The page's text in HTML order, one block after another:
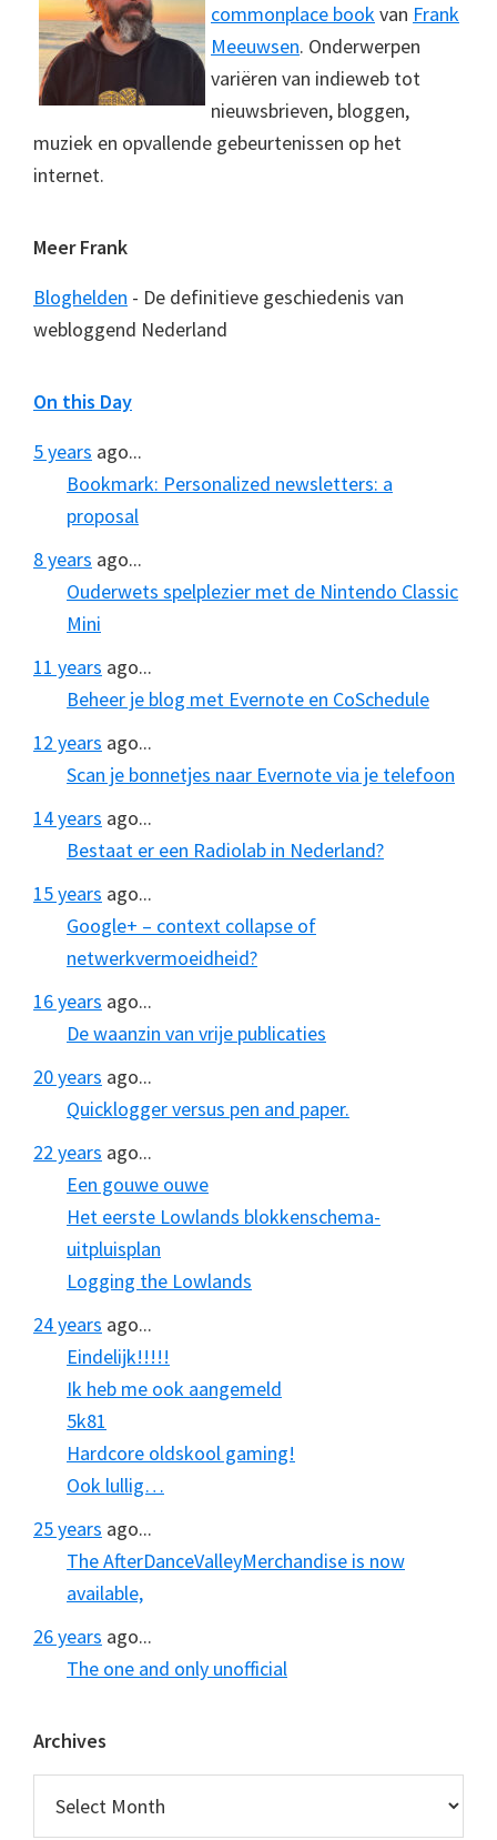
commonplace bookvan Frank
Meeuwsen. Onderwerpen
variëren van indieweb tot
nieuwsbrieven, bloggen,
muziek en opvallende gebeurtenissen op het
internet.
Meer Frank
Bloghelden - De definitieve geschiedenis van
webloggend Nederland
On this Day
5 years ago...
Bookmark: Personalized newsletters: a
proposal
8 years ago...
Ouderwets spelplezier met de Nintendo Classic
Mini
11 years ago...
Beheer je blog met Evernote en CoSchedule
12 years ago...
Scan je bonnetjes naar Evernote via je telefoon
14 years ago...
Bestaat er een Radiolab in Nederland?
15 years ago...
Google+ – context collapse of
netwerkvermoeidheid?
16 years ago...
De waanzin van vrije publicaties
20 years ago...
Quicklogger versus pen and paper.
22 years ago...
Een gouwe ouwe
Het eerste Lowlands blokkenschema-
uitpluisplan
Logging the Lowlands
24 years ago...
Eindelijk!!!!!
Ik heb me ook aangemeld
5k81
Hardcore oldskool gaming!
Ook lullig…
25 years ago...
The AfterDanceValleyMerchandise is now
available,
26 years ago...
The one and only unofficial
Archives